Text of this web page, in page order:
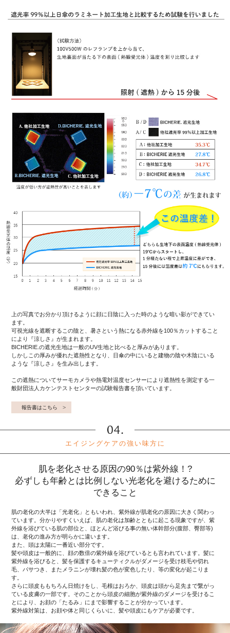
上の写真でお分かり頂けるように顔に日陰に入った時のような暗い影ができてい
ます。
可視光線を遮断するこの陰と、暑さという熱になる赤外線を100％カットすること
により『涼しさ』が生まれます。
BICHERIE.の遮光生地は一般のUV生地と比べると厚みがあります。
しかしこの厚みが優れた遮熱性となり、日傘の中にいると建物の陰や木陰にいる
ような『涼しさ』を生み出します。
この遮熱についてサーモカメラや熱電対温度センサーにより遮熱性を測定する一
般財団法人カケンテストセンターの試験報告書を頂いています。
報告書はこちら
エイジングケアの強い味方に
肌を老化させる原因の90％は紫外線！?
必ずしも年齢とは比例しない光老化を避けるために
できること
肌の老化の大半は「光老化」ともいわれ、紫外線が肌老化の原因に大きく関わっ
ています。分かりやすくいえば、肌の老化は加齢とともに起こる現象ですが、紫
外線を浴びている肌の部位と、ほとんど浴びる事の無い体幹部分(腹部、臀部等)
は、老化の進み方が明らかに違います。
また、頭は太陽に一番近い部分です。
髪や頭皮は一般的に、顔の数倍の紫外線を浴びているとも言われています。髪に
紫外線を浴びると、髪を保護するキューティクルがダメージを受け枝毛や切れ
毛、パサつき、またメラニンが壊れ髪の色が変色したり、等の変化が起こりま
す。
さらに頭皮ももちろん日焼けをし、毛根はおろか、頭皮は頭から足先まで繋がっ
ている皮膚の一部です。そのことから頭皮の細胞が紫外線のダメージを受けるこ
とにより、お顔の「たるみ」にまで影響することが分かっています。
紫外線対策は、お顔や体と同じくらいに、髪や頭皮にもケアが必要です。